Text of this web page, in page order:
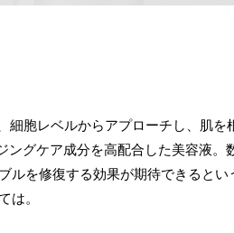
細胞レベルからアプローチし、肌を
グケア成分を高配合した美容液。
を修復する効果が期待できるとい
。